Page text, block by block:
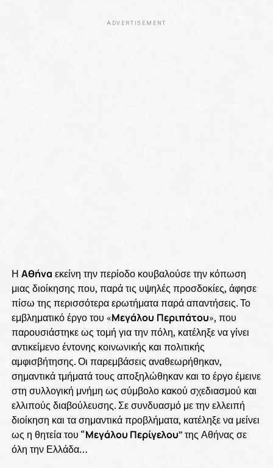
ADVERTISEMENT
Η Αθήνα εκείνη την περίοδο κουβαλούσε την κόπωση
μιας διοίκησης που, παρά τις υψηλές προσδοκίες, άφησε
πίσω της περισσότερα ερωτήματα παρά απαντήσεις. Το
εμβληματικό έργο του «Μεγάλου Περιπάτου», που
παρουσιάστηκε ως τομή για την πόλη, κατέληξε να γίνει
αντικείμενο έντονης κοινωνικής και πολιτικής
αμφισβήτησης. Οι παρεμβάσεις αναθεωρήθηκαν,
σημαντικά τμήματά τους αποξηλώθηκαν και το έργο έμεινε
στη συλλογική μνήμη ως σύμβολο κακού σχεδιασμού και
ελλιπούς διαβούλευσης. Σε συνδυασμό με την ελλειπή
διοίκηση και τα σημαντικά προβλήματα, κατέληξε να μείνει
ως η θητεία του “Μεγάλου Περίγελου” της Αθήνας σε
όλη την Ελλάδα…